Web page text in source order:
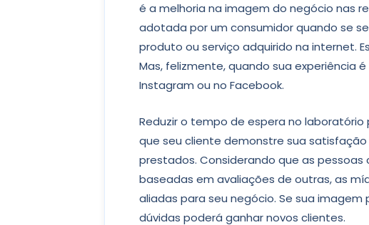
é a melhoria na imagem do negócio nas
adotada por um consumidor quando se
produto ou serviço adquirido na internet.
Mas, felizmente, quando sua experiência
Instagram ou no Facebook.
Reduzir o tempo de espera no
que seu cliente demonstre sua
prestados. Considerando que as
baseadas em avaliações de outras, as
aliadas para seu negócio. Se sua
dúvidas poderá ganhar novos clientes.